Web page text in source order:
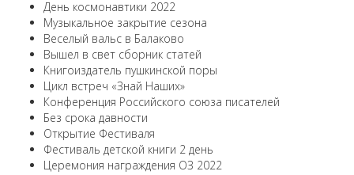
День космонавтики 2022
Музыкальное закрытие сезона
Веселый вальс в Балаково
Вышел в свет сборник статей
Книгоиздатель пушкинской поры
Цикл встреч «Знай Наших»
Конференция Российского союза писателей
Без срока давности
Открытие Фестиваля
Фестиваль детской книги 2 день
Церемония награждения ОЗ 2022